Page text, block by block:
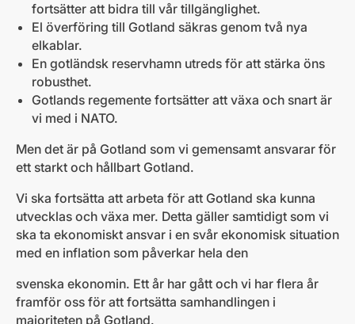
fortsätter att bidra till vår tillgänglighet.
El överföring till Gotland säkras genom två nya
elkablar.
En gotländsk reservhamn utreds för att stärka öns
robusthet.
Gotlands regemente fortsätter att växa och snart är
vi med i NATO.
Men det är på Gotland som vi gemensamt ansvarar för
ett starkt och hållbart Gotland.
Vi ska fortsätta att arbeta för att Gotland ska kunna
utvecklas och växa mer. Detta gäller samtidigt som vi
ska ta ekonomiskt ansvar i en svår ekonomisk situation
med en inflation som påverkar hela den
svenska ekonomin. Ett år har gått och vi har flera år
framför oss för att fortsätta samhandlingen i
majoriteten på Gotland.